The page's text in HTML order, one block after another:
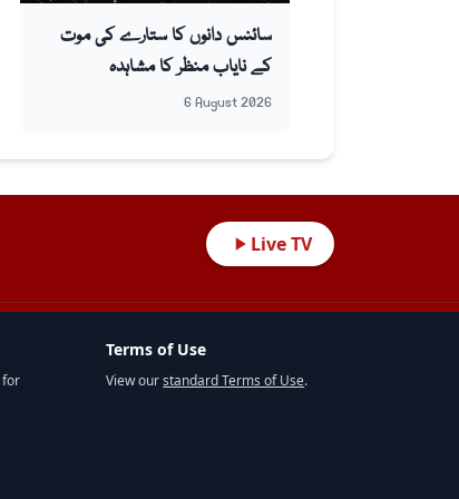
سائنس دانوں کا ستارے کی موت
کے نایاب منظر کا مشاہدہ
6 August 2026
Live TV
for
Terms of Use
View ourstandard Terms of Use.